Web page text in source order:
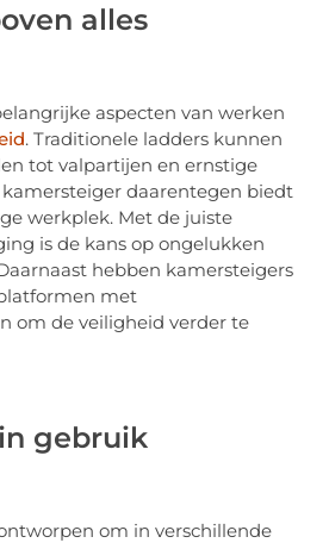
alles
aspecten van werken
. Traditionele ladders kunnen
tot valpartijen en ernstige
daarentegen biedt
werkplek. Met de juiste
is de kans op ongelukken
hebben kamersteigers
met
om de veiligheid verder te
gebruik
om in verschillende